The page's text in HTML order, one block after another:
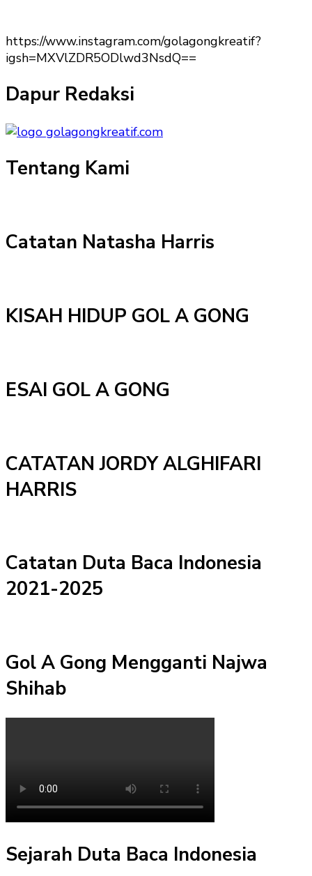
https://www.instagram.com/golagongkreatif?
igsh=MXVlZDR5ODlwd3NsdQ==
Dapur Redaksi
Tentang Kami
Catatan Natasha Harris
KISAH HIDUP GOL A GONG
ESAI GOL A GONG
CATATAN JORDY ALGHIFARI
HARRIS
Catatan Duta Baca Indonesia
2021-2025
Gol A Gong Mengganti Najwa
Shihab
Sejarah Duta Baca Indonesia